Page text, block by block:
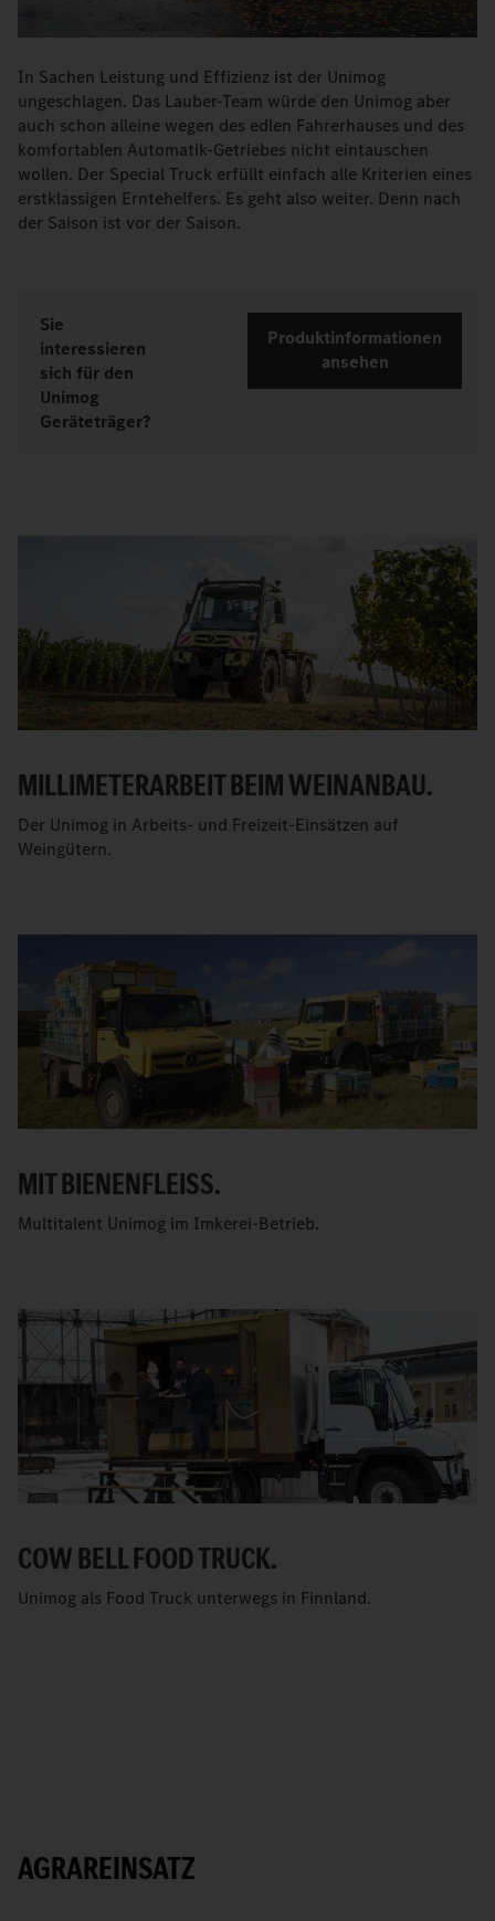
In Sachen Leistung und Effizienz ist der Unimog
ungeschlagen. Das Lauber-Team würde den Unimog aber
auch schon alleine wegen des edlen Fahrerhauses und des
komfortablen Automatik-Getriebes nicht eintauschen
wollen. Der Special Truck erfüllt einfach alle Kriterien eines
erstklassigen Erntehelfers. Es geht also weiter. Denn nach
der Saison ist vor der Saison.
Sie
interessieren
sich für den
Unimog
Geräteträger?
Produktinformationen
ansehen
MILLIMETERARBEIT BEIM WEINANBAU.
Der Unimog in Arbeits- und Freizeit-Einsätzen auf
Weingütern.
MIT BIENENFLEISS.
Multitalent Unimog im Imkerei-Betrieb.
COW BELL FOOD TRUCK.
Unimog als Food Truck unterwegs in Finnland.
AGRAREINSATZ